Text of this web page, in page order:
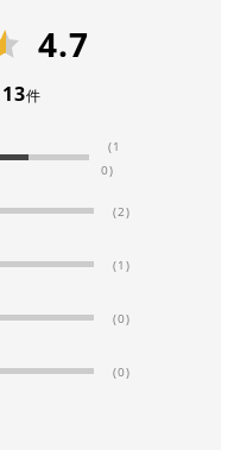
4.7
13件
(1
0)
(2)
(1)
(0)
(0)